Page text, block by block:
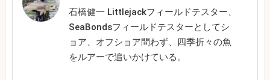
石橋健一 Littlejackフィールドテスター、
SeaBondsフィールドテスターとしてシ
ョア、オフショア問わず、四季折々の魚
をルアーで追いかけている。